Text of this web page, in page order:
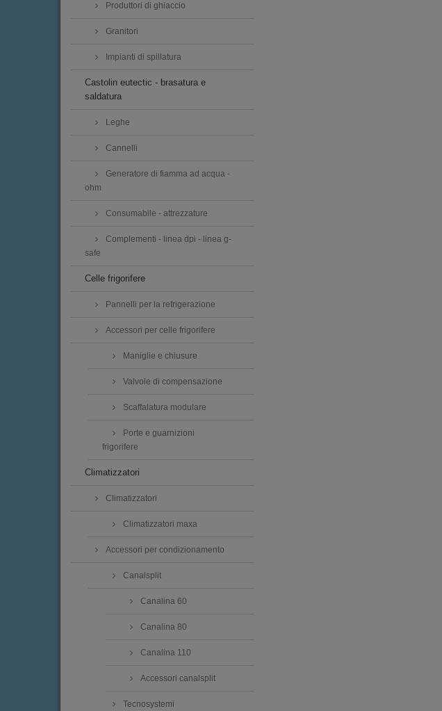
Produttori di ghiaccio
Granitori
Impianti di spillatura
Castolin eutectic - brasatura e
saldatura
Leghe
Cannelli
Generatore di fiamma ad acqua -
ohm
Consumabile - attrezzature
Complementi - linea dpi - linea g-
safe
Celle frigorifere
Pannelli per la refrigerazione
Accessori per celle frigorifere
Maniglie e chiusure
Valvole di compensazione
Scaffalatura modulare
Porte e guarnizioni
frigorifere
Climatizzatori
Climatizzatori
Climatizzatori maxa
Accessori per condizionamento
Canalsplit
Canalina 60
Canalina 80
Canalina 110
Accessori canalsplit
Tecnosystemi